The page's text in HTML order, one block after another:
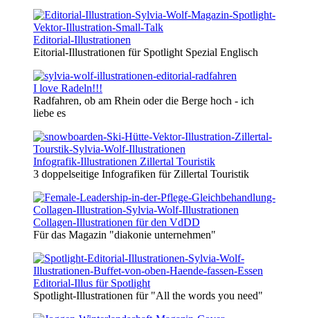
Editorial-Illustrationen
Eitorial-Illustrationen für Spotlight Spezial Englisch
I love Radeln!!!
Radfahren, ob am Rhein oder die Berge hoch - ich
liebe es
Infografik-Illustrationen Zillertal Touristik
3 doppelseitige Infografiken für Zillertal Touristik
Collagen-Illustrationen für den VdDD
Für das Magazin "diakonie unternehmen"
Editorial-Illus für Spotlight
Spotlight-Illustrationen für "All the words you need"